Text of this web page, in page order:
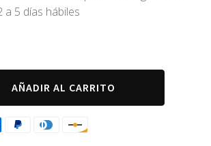
5 días hábiles
AÑADIR AL CARRITO